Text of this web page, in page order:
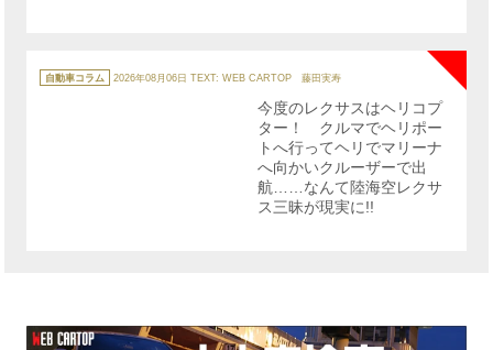
テ
ゴ
自動車コラム 2026年08月06日 TEXT: WEB CARTOP 藤田実寿
今度のレクサスはヘリコプ
ター！ クルマでヘリポー
トへ行ってヘリでマリーナ
へ向かいクルーザーで出
航……なんて陸海空レクサ
ス三昧が現実に!!